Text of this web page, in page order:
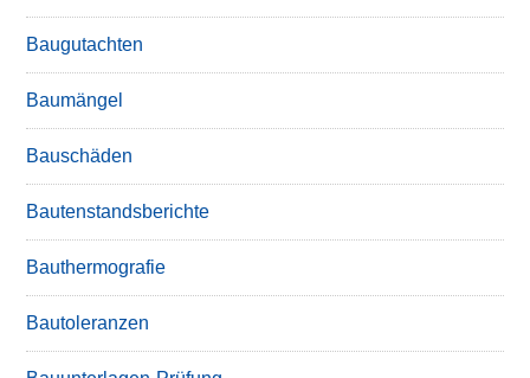
Baugutachten
Baumängel
Bauschäden
Bautenstandsberichte
Bauthermografie
Bautoleranzen